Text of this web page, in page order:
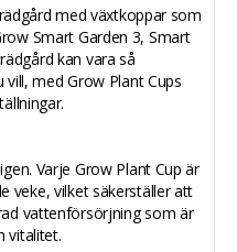
med växtkoppar som
Smart Garden 3, Smart
kan vara så
med Grow Plant Cups
Varje Grow Plant Cup är
veke, vilket säkerställer att
vattenförsörjning som är
vitalitet.